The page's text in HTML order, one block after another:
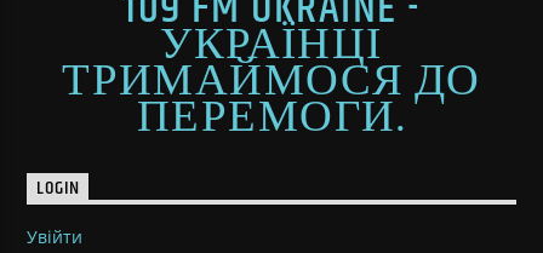
УКРАЇНЦІ
ТРИМАЙМОСЯ ДО
ПЕРЕМОГИ.
LOGIN
Увійти